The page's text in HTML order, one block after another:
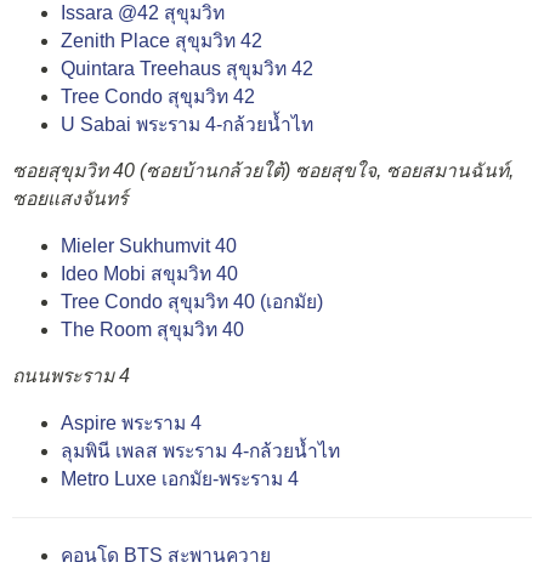
Issara @42 สุขุมวิท
Zenith Place สุขุมวิท 42
Quintara Treehaus สุขุมวิท 42
Tree Condo สุขุมวิท 42
U Sabai พระราม 4-กล้วยน้ำไท
ซอยสุขุมวิท 40 (ซอยบ้านกล้วยใต้) ซอยสุขใจ, ซอยสมานฉันท์,
ซอยแสงจันทร์
Mieler Sukhumvit 40
Ideo Mobi สขุมวิท 40
Tree Condo สุขุมวิท 40 (เอกมัย)
The Room สุขุมวิท 40
ถนนพระราม 4
Aspire พระราม 4
ลุมพินี เพลส พระราม 4-กล้วยน้ำไท
Metro Luxe เอกมัย-พระราม 4
คอนโด BTS สะพานควาย